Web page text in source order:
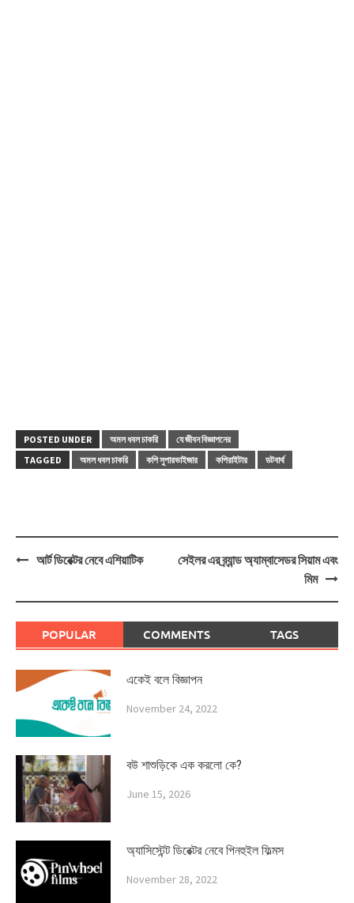
POSTED UNDER অমল ধবল চাকরি
যে জীবন বিজ্ঞাপনের
TAGGED
অমল ধবল চাকরি কপি সুপারভাইজার কপিরাইটার ডটবার্থ
Postআর্ট ডিরেক্টর নেবে এশিয়াটিক
সেইলর এর ব্র্যান্ড অ্যাম্বাসেডর সিয়াম এবং
মিম
POPULAR COMMENTS TAGS
একেই বলে বিজ্ঞাপন
November 24, 2022
বউ শাশুড়িকে এক করলো কে?
June 15, 2026
অ্যাসিস্টেন্ট ডিরেক্টর নেবে পিনহুইল ফিল্মস
November 28, 2022